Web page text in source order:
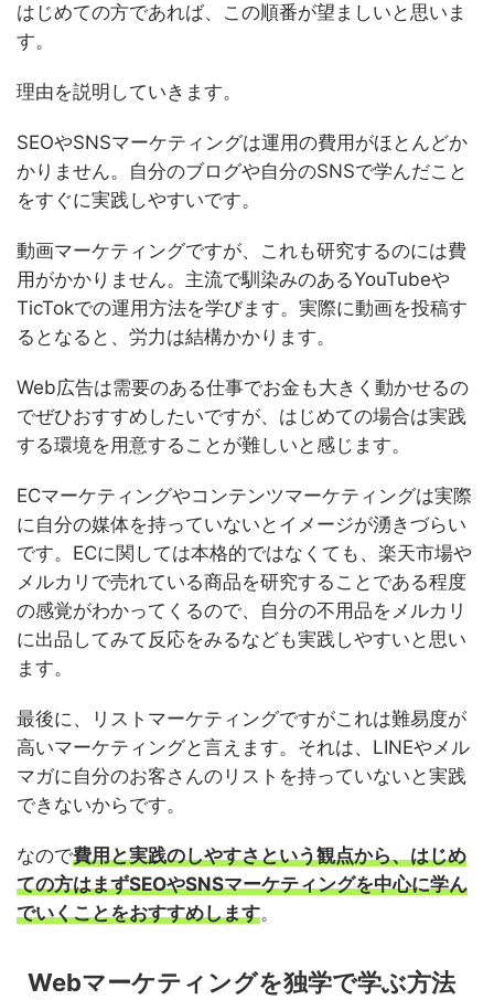
はじめての方であれば、この順番が望ましいと思いま
す。
理由を説明していきます。
SEOやSNSマーケティングは運用の費用がほとんどか
かりません。自分のブログや自分のSNSで学んだこと
をすぐに実践しやすいです。
動画マーケティングですが、これも研究するのには費
用がかかりません。主流で馴染みのあるYouTubeや
TicTokでの運用方法を学びます。実際に動画を投稿す
るとなると、労力は結構かかります。
Web広告は需要のある仕事でお金も大きく動かせるの
でぜひおすすめしたいですが、はじめての場合は実践
する環境を用意することが難しいと感じます。
ECマーケティングやコンテンツマーケティングは実際
に自分の媒体を持っていないとイメージが湧きづらい
です。ECに関しては本格的ではなくても、楽天市場や
メルカリで売れている商品を研究することである程度
の感覚がわかってくるので、自分の不用品をメルカリ
に出品してみて反応をみるなども実践しやすいと思い
ます。
最後に、リストマーケティングですがこれは難易度が
高いマーケティングと言えます。それは、LINEやメル
マガに自分のお客さんのリストを持っていないと実践
できないからです。
なので費用と実践のしやすさという観点から、はじめ
ての方はまずSEOやSNSマーケティングを中心に学ん
でいくことをおすすめします。
Webマーケティングを独学で学ぶ方法